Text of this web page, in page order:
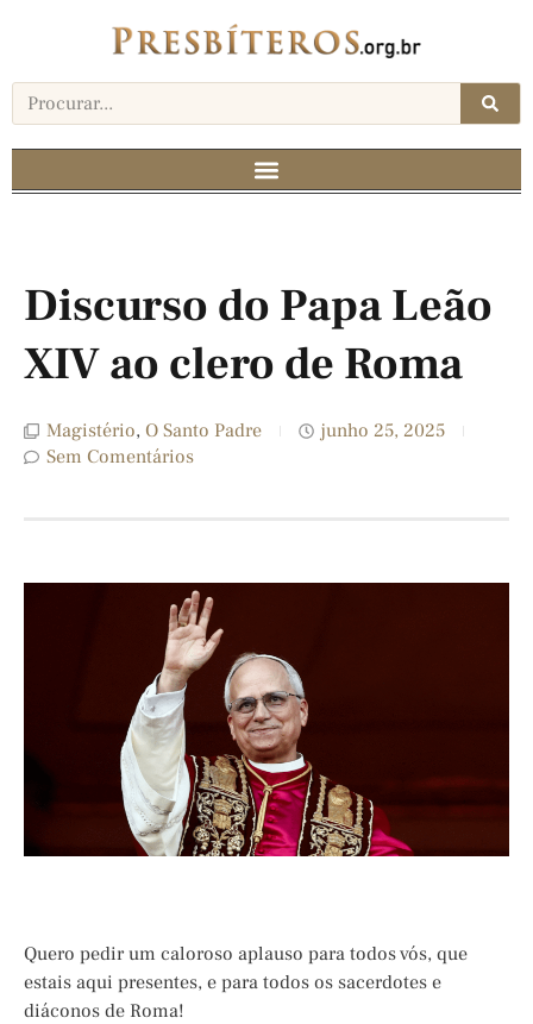
Discurso do Papa Leão
XIV ao clero de Roma
Magistério, O Santo Padre
junho 25, 2025
Sem Comentários
Quero pedir um caloroso aplauso para todos vós, que
estais aqui presentes, e para todos os sacerdotes e
diáconos de Roma!